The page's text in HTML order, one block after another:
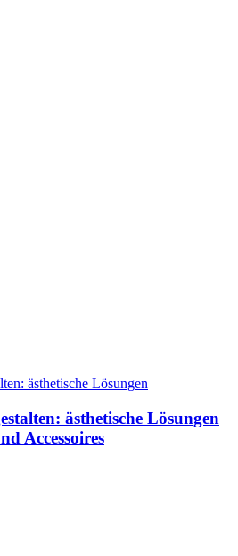
ästhetische Lösungen
Accessoires